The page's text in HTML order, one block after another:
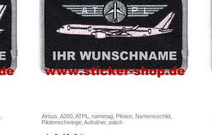
Airbus, A350, ATPL, nametag, Piloten, Namensschild,
Pilotenschwinge, Aufnäher, patch